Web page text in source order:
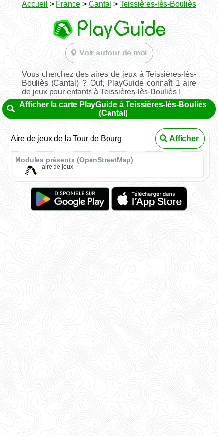
Accueil > France > Cantal > Teissières-lès-Bouliès
Voir autour de moi
Vous cherchez des aires de jeux à Teissières-lès-
Bouliès (Cantal) ? Ouf, PlayGuide connaît 1 aire
de jeux pour enfants à Teissières-lès-Bouliès !
Afficher la carte PlayGuide à Teissières-lès-Bouliès
(Cantal)
Aire de jeux de la Tour de Bourg Afficher
Modules présents (OpenStreetMap)
aire de jeux